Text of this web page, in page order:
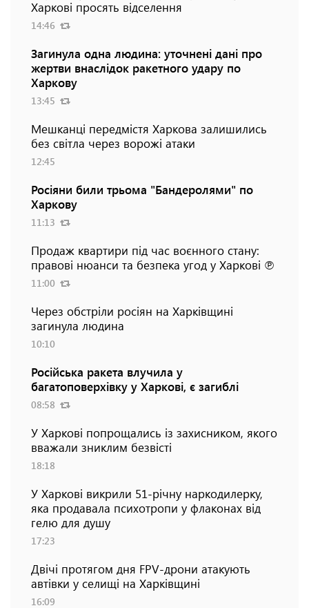
Харкові просять відселення
14:46
Загинула одна людина: уточнені дані про
жертви внаслідок ракетного удару по
Харкову
13:45
Мешканці передмістя Харкова залишились
без світла через ворожі атаки
12:45
Росіяни били трьома "Бандеролями" по
Харкову
11:13
Продаж квартири під час воєнного стану:
правові нюанси та безпека угод у Харкові ℗
11:00
Через обстріли росіян на Харківщині
загинула людина
10:10
Російська ракета влучила у
багатоповерхівку у Харкові, є загиблі
08:58
У Харкові попрощались із захисником, якого
вважали зниклим безвісті
18:18
У Харкові викрили 51-річну наркодилерку,
яка продавала психотропи у флаконах від
гелю для душу
17:23
Двічі протягом дня FPV-дрони атакують
автівки у селищі на Харківщині
16:09